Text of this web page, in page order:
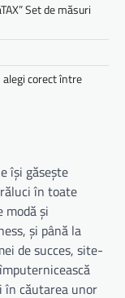
Set de măsuri
alegi corect între
își găsește
în toate
modă și
și până la
de succes, site-
în căutarea unor